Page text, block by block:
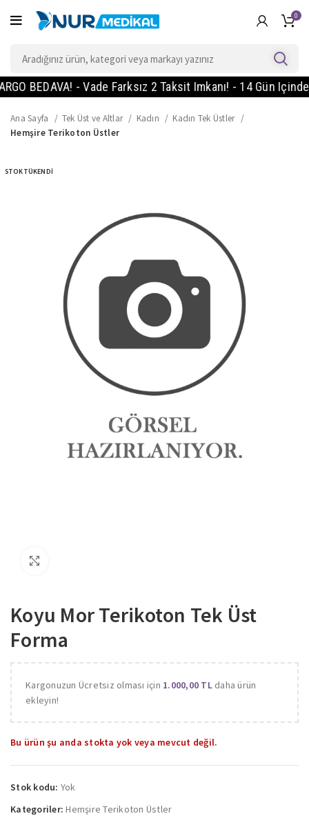
0
BEDAVA! - Vade Farksız 2 Taksit Imkanı! - 14 Gün Içinde
Ana Sayfa Tek Üst ve Altlar Kadın
Kadın Tek Üstler
Hemşire Terikoton Üstler
STOK TÜKENDI
Koyu Mor Terikoton Tek Üst
Forma
Kargonuzun Ücretsiz olması için 1.000,00 TLdaha ürün
ekleyin!
Bu ürün şu anda stokta yok veya mevcut değil.
Stok kodu: Yok
Kategoriler: Hemşire Terikoton Üstler